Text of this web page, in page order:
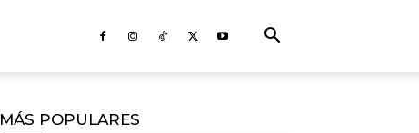
MÁS POPULARES